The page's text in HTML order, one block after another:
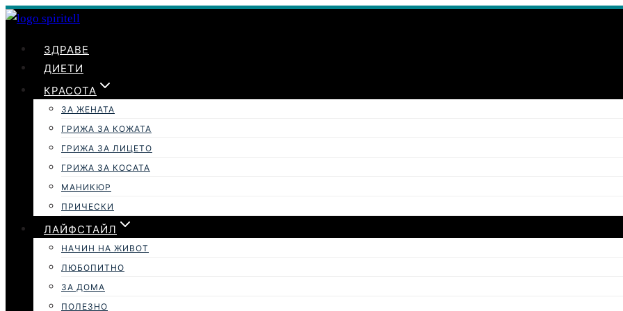
Към
ЗДРАВЕ
ДИЕТИ
КРАСОТА
ЗА ЖЕНАТА
ГРИЖА ЗА КОЖАТА
ГРИЖА ЗА ЛИЦЕТО
ГРИЖА ЗА КОСАТА
МАНИКЮР
ПРИЧЕСКИ
ЛАЙФСТАЙЛ
НАЧИН НА ЖИВОТ
ЛЮБОПИТНО
ЗА ДОМА
ПОЛЕЗНО